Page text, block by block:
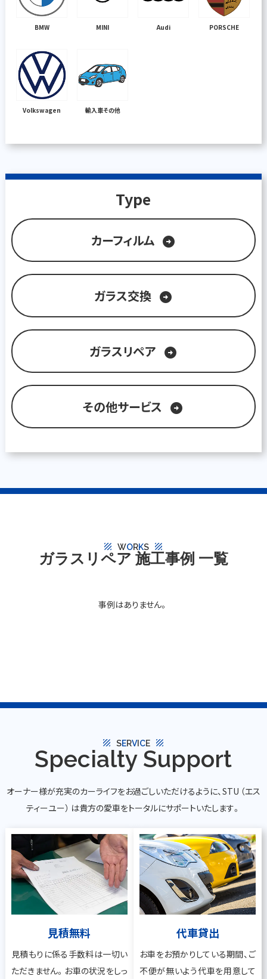
BMW MINI Audi PORSCHE
Volkswagen 輸入車その他
Type
カーフィルム arrow_circle_right
ガラス交換 arrow_circle_right
ガラスリペア arrow_circle_right
その他サービス arrow_circle_right
texture WORKS texture
ガラスリペア 施工事例 一覧
事例はありません。
texture SERVICE texture
Specialty Support
オーナー様が充実のカーライフをお過ごしいただけるように、STU （エス
ティーユー） は貴方の愛車をトータルにサポートいたします。
見積無料
見積もりに係る手数料は一切い
ただきません。お車の状況をしっ
代車貸出
お車をお預かりしている期間、ご
不便が無いよう代車を用意して